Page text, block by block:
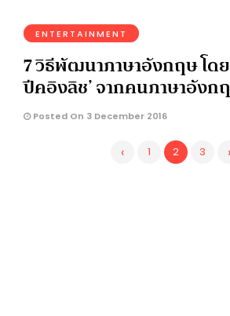
ENTERTAINMENT
7 วิธีพัฒนาภาษาอังกฤษ โดย
ปีคอิงลิช’ จากคนภาษาอัง
Posted On 3 December 2016
‹ 1 2 3 ›